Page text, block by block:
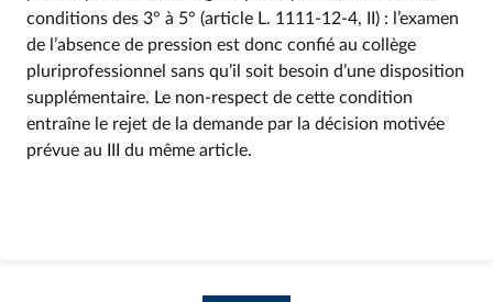
conditions des 3° à 5° (article L. 1111-12-4, II) : l’examen
de l’absence de pression est donc confié au collège
pluriprofessionnel sans qu’il soit besoin d’une disposition
supplémentaire. Le non-respect de cette condition
entraîne le rejet de la demande par la décision motivée
prévue au III du même article.